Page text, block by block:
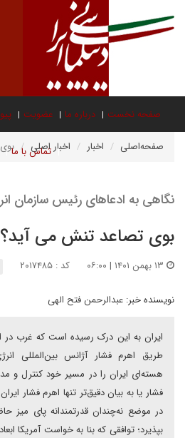
صفحه نخست درباره ما عضویت
تماس با ما صفحه‌اصلی اخبار اخبار اصلی
نگاهی به ادعاهای رئیس سازمان
بوی تصاعد تنش می
کد : ۲۰۱۷۴۸۵
نویسنده خبر: عبدالرحمن فتح الهی
ایران به این درک رسیده است که غرب در
طریق اهرم فشار آژانس بین‌المللی
هسته‌ای ایران را در مسیر خود کنترل و
فشار یا به بیان دقیق‌تر تنها اهرم فشار
در موضع نه‌چندان قدرتمندانه پای میز
بپذیرد؛ توافقی که بنا به خواست آمریکا